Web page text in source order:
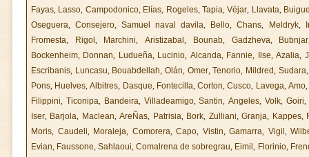
Fayas, Lasso, Campodonico, Elías, Rogeles, Tapia,Véjar, Llavata,
Oseguera,Consejero,Samuel naval davila, Bello,Chans, Meldryk,
Fromesta, Rigol , Marchini,Aristizabal, Bounab, Gadzheva, Bubnjar
Bockenheim, Donnan, Ludueña, Lucinio, Alcanda, Fannie, Ilse,Azalia,
Escribanis, Luncasu, Bouabdellah,Olán, Omer,Tenorio, Mildred, Sudara
Pons, Huelves,Albitres, Dasque, Fontecilla,Corton,Cusco, Lavega, Amo
Filippini, Ticonipa, Bandeira, Villadeamigo,Santin,Angeles,Volk, Goiri,
Iser, Barjola, Maclean,AreÑas, Patrisia, Bork, Zulliani,Granja, Kappes,
Moris, Caudeli, Moraleja, Comorera, Capo, Vistin, Gamarra, Vigil ,
Evian, Faussone,Sahlaoui,Comalrena de sobregrau, Eimil, Florinio,